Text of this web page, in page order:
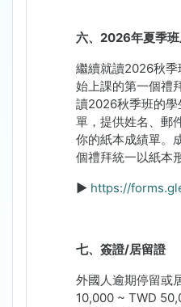
六、 2026年夏季
繼續就讀2026秋季
始上課的第一個禮
讀2026秋季班的
單，提供姓名、郵
你的紙本成績單。
個禮拜統一以紙本
► https://
七、簽證/居留證
外國人逾期停留或
10,000 ~ TWD